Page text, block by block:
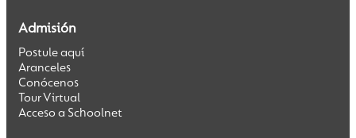
Inglés Intensivo
Admisión
Postule aquí
Aranceles
Conócenos
Tour Virtual
Acceso a Schoolnet